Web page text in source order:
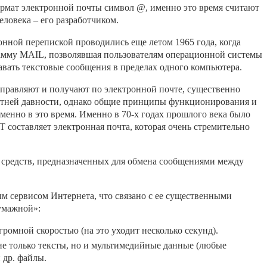
электронной почты символ @, именно это время считают
– его разработчиком.
перепиской проводились еще летом 1965 года, когда
MAIL, позволявшая пользователям операционной системы
текстовые сообщения в пределах одного компьютера.
и получают по электронной почте, существенно
давности, однако общие принципы функционирования и
в это время. Именно в 70-х годах прошлого века было
электронная почта, которая очень стремительно
предназначенных для обмена сообщениями между
сервисом Интернета, что связано с ее существенными
скоростью (на это уходит несколько секунд).
только тексты, но и мультимедийные данные (любые
др. файлы.